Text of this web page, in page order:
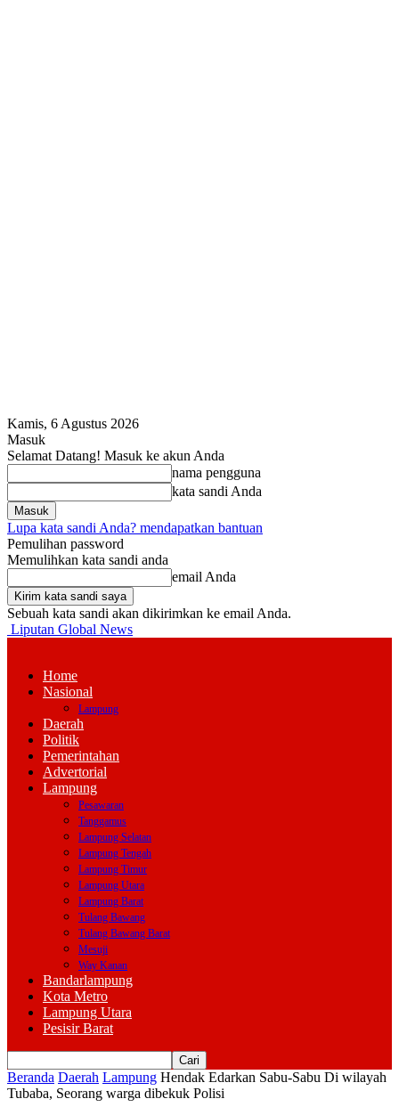
Kamis, 6 Agustus 2026
Masuk
Selamat Datang! Masuk ke akun Anda
nama pengguna
kata sandi Anda
Lupa kata sandi Anda? mendapatkan bantuan
Pemulihan password
Memulihkan kata sandi anda
email Anda
Sebuah kata sandi akan dikirimkan ke email Anda.
Liputan Global News
Home
Nasional
Lampung
Daerah
Politik
Pemerintahan
Advertorial
Lampung
Pesawaran
Tanggamus
Lampung Selatan
Lampung Tengah
Lampung Timur
Lampung Utara
Lampung Barat
Tulang Bawang
Tulang Bawang Barat
Mesuji
Way Kanan
Bandarlampung
Kota Metro
Lampung Utara
Pesisir Barat
Beranda Daerah Lampung Hendak Edarkan Sabu-Sabu Di wilayah
Tubaba, Seorang warga dibekuk Polisi